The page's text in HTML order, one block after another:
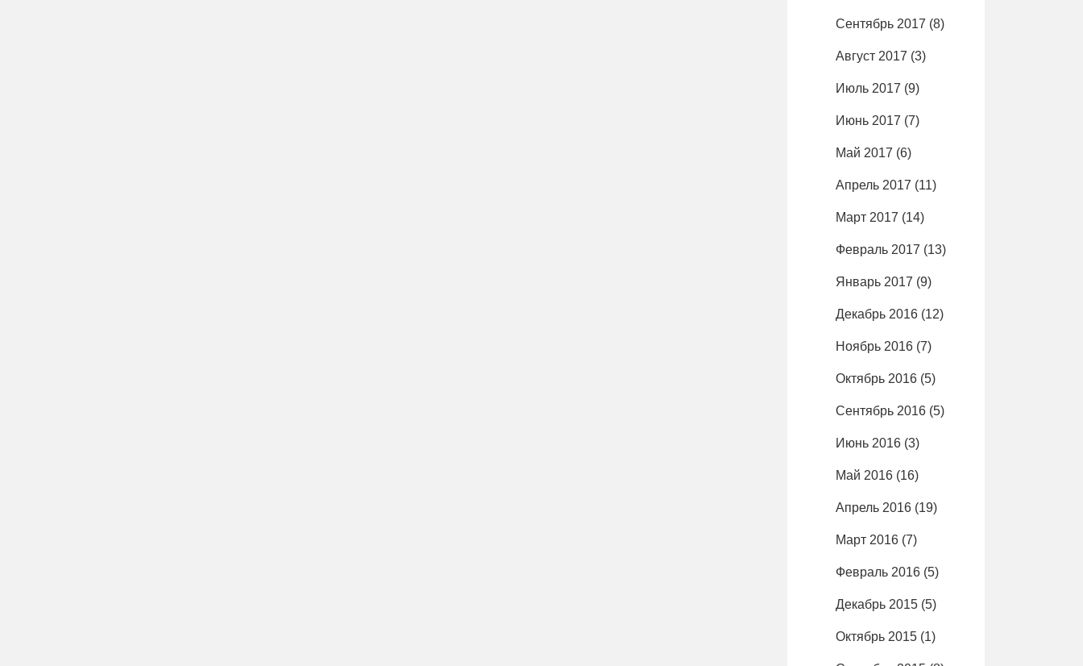
Сентябрь 2017 (8)
Август 2017 (3)
Июль 2017 (9)
Июнь 2017 (7)
Май 2017 (6)
Апрель 2017 (11)
Март 2017 (14)
Февраль 2017 (13)
Январь 2017 (9)
Декабрь 2016 (12)
Ноябрь 2016 (7)
Октябрь 2016 (5)
Сентябрь 2016 (5)
Июнь 2016 (3)
Май 2016 (16)
Апрель 2016 (19)
Март 2016 (7)
Февраль 2016 (5)
Декабрь 2015 (5)
Октябрь 2015 (1)